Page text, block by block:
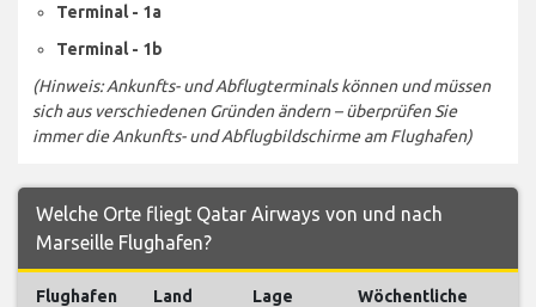
Terminal - 1a
Terminal - 1b
(Hinweis: Ankunfts- und Abflugterminals können und müssen
sich aus verschiedenen Gründen ändern – überprüfen Sie
immer die Ankunfts- und Abflugbildschirme am Flughafen)
Welche Orte fliegt Qatar Airways von und nach
Marseille Flughafen?
Flughafen Land Lage
Wöchentliche